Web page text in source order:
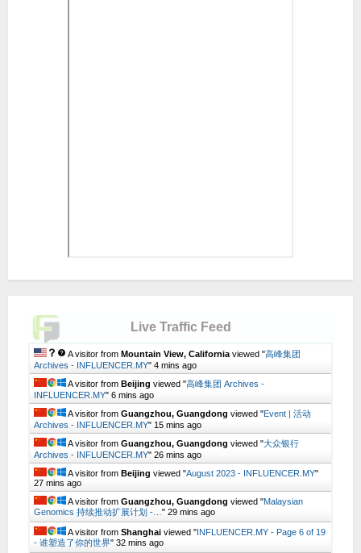
Live Traffic Feed
A visitor from Mountain View, California viewed "高峰集团
Archives - INFLUENCER.MY" 4 mins ago
A visitor from Beijing viewed "高峰集团 Archives -
INFLUENCER.MY" 6 mins ago
A visitor from Guangzhou, Guangdong viewed "Event | 活动
Archives - INFLUENCER.MY" 15 mins ago
A visitor from Guangzhou, Guangdong viewed "大众银行
Archives - INFLUENCER.MY" 26 mins ago
A visitor from Beijing viewed "August 2023 - INFLUENCER.MY"
27 mins ago
A visitor from Guangzhou, Guangdong viewed "Malaysian
Genomics 持续推动扩展计划 -… " 29 mins ago
A visitor from Shanghai viewed "INFLUENCER.MY - Page 6 of 19
- 谁塑造了你的世界" 32 mins ago